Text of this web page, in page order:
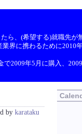
ら、(希望する)就職先
界に携わるために2010
2009年5月に購入、
by karataku